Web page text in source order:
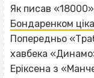
Як писав
Бондаренком
Попередньо
хавбека
Еріксена з